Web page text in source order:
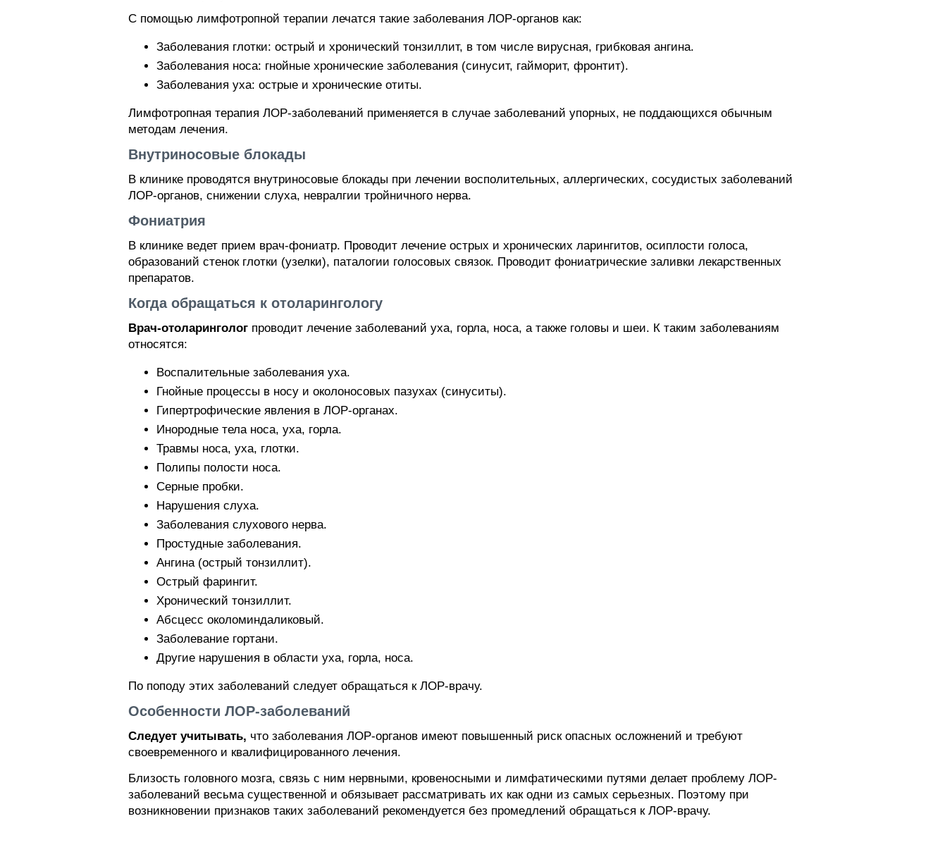
С помощью лимфотропной терапии лечатся такие заболевания ЛОР-органов как:
Заболевания глотки: острый и хронический тонзиллит, в том числе вирусная, грибковая ангина.
Заболевания носа: гнойные хронические заболевания (синусит, гайморит, фронтит).
Заболевания уха: острые и хронические отиты.
Лимфотропная терапия ЛОР-заболеваний применяется в случае заболеваний упорных, не поддающихся обычным
методам лечения.
Внутриносовые блокады
В клинике проводятся внутриносовые блокады при лечении восполительных, аллергических, сосудистых заболеваний
ЛОР-органов, снижении слуха, невралгии тройничного нерва.
Фониатрия
В клинике ведет прием врач-фониатр. Проводит лечение острых и хронических ларингитов, осиплости голоса,
образований стенок глотки (узелки), паталогии голосовых связок. Проводит фониатрические заливки лекарственных
препаратов.
Когда обращаться к отоларингологу
Врач-отоларинголог проводит лечение заболеваний уха, горла, носа, а также головы и шеи. К таким заболеваниям
относятся:
Воспалительные заболевания уха.
Гнойные процессы в носу и околоносовых пазухах (синуситы).
Гипертрофические явления в ЛОР-органах.
Инородные тела носа, уха, горла.
Травмы носа, уха, глотки.
Полипы полости носа.
Серные пробки.
Нарушения слуха.
Заболевания слухового нерва.
Простудные заболевания.
Ангина (острый тонзиллит).
Острый фарингит.
Хронический тонзиллит.
Абсцесс околоминдаликовый.
Заболевание гортани.
Другие нарушения в области уха, горла, носа.
По поподу этих заболеваний следует обращаться к ЛОР-врачу.
Особенности ЛОР-заболеваний
Следует учитывать, что заболевания ЛОР-органов имеют повышенный риск опасных осложнений и требуют
своевременного и квалифицированного лечения.
Близость головного мозга, связь с ним нервными, кровеносными и лимфатическими путями делает проблему ЛОР-
заболеваний весьма существенной и обязывает рассматривать их как одни из самых серьезных. Поэтому при
возникновении признаков таких заболеваний рекомендуется без промедлений обращаться к ЛОР-врачу.